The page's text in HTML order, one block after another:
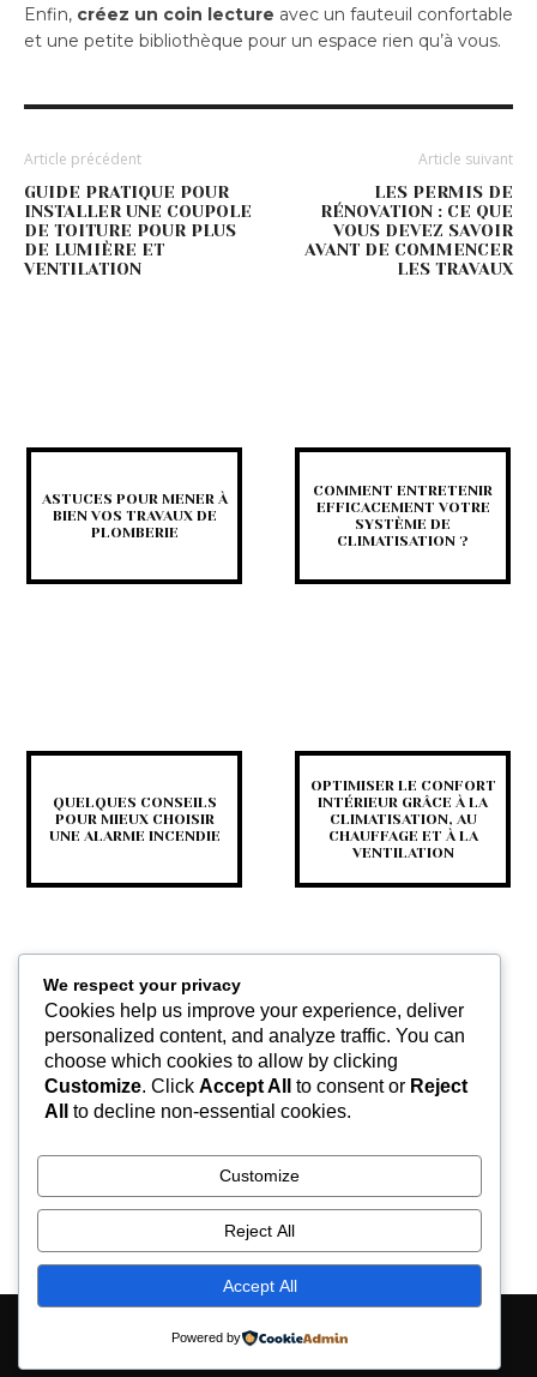
Enfin, créez un coin lecture avec un fauteuil confortable
et une petite bibliothèque pour un espace rien qu’à vous.
Article précédent
GUIDE PRATIQUE POUR
INSTALLER UNE COUPOLE
DE TOITURE POUR PLUS
DE LUMIÈRE ET
VENTILATION
Article suivant
LES PERMIS DE
RÉNOVATION : CE QUE
VOUS DEVEZ SAVOIR
AVANT DE COMMENCER
LES TRAVAUX
ASTUCES POUR MENER À
BIEN VOS TRAVAUX DE
PLOMBERIE
COMMENT ENTRETENIR
EFFICACEMENT VOTRE
SYSTÈME DE
CLIMATISATION ?
QUELQUES CONSEILS
POUR MIEUX CHOISIR
UNE ALARME INCENDIE
OPTIMISER LE CONFORT
INTÉRIEUR GRÂCE À LA
CLIMATISATION, AU
CHAUFFAGE ET À LA
VENTILATION
RAFRAÎCHISSEZ-VOUS EN
ÉTÉ AVEC NOS
© keltravo.com
We respect your privacy
Cookies help us improve your experience, deliver
personalized content, and analyze traffic. You can
choose which cookies to allow by clicking
Customize. Click Accept All to consent or Reject
All
to decline non-essential cookies.
Customize
Reject All
Accept All
Powered by